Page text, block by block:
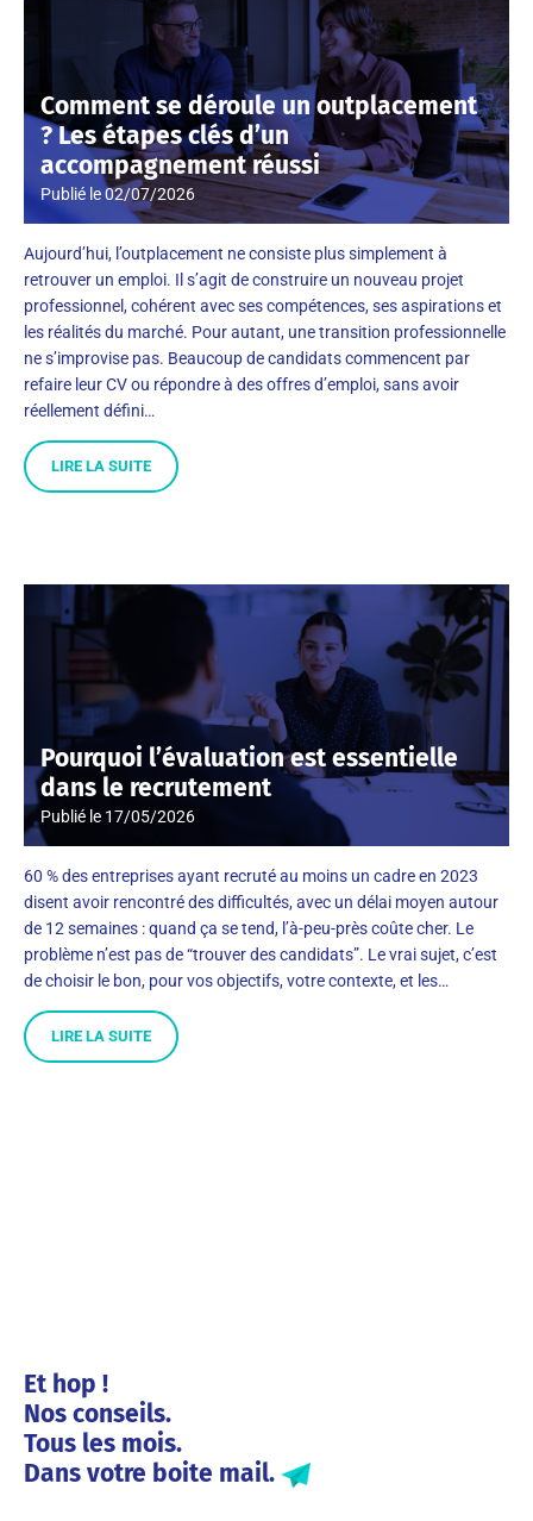
Comment se déroule un outplacement
? Les étapes clés d’un
accompagnement réussi
Publié le02/07/2026
Aujourd’hui, l’outplacement ne consiste plus simplement à
retrouver un emploi. Il s’agit de construire un nouveau projet
professionnel, cohérent avec ses compétences, ses aspirations et
les réalités du marché. Pour autant, une transition professionnelle
ne s’improvise pas. Beaucoup de candidats commencent par
refaire leur CV ou répondre à des offres d’emploi, sans avoir
réellement défini…
LIRE LA SUITE
Pourquoi l’évaluation est essentielle
dans le recrutement
Publié le 17/05/2026
60 % des entreprises ayant recruté au moins un cadre en 2023
disent avoir rencontré des difficultés, avec un délai moyen autour
de 12 semaines : quand ça se tend, l’à-peu-près coûte cher. Le
problème n’est pas de “trouver des candidats”. Le vrai sujet, c’est
de choisir le bon, pour vos objectifs, votre contexte, et les…
LIRE LA SUITE
Et hop !
Nos conseils.
Tous les mois.
Dans votre boite mail.